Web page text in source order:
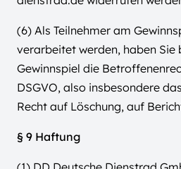
(6) Als Teilnehmer am
verarbeitet werden, haben Sie
Gewinnspiel die
DSGVO, also insbesondere
Recht auf Löschung, auf
§ 9 Haftung